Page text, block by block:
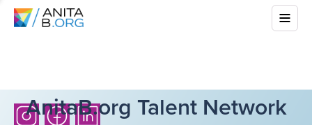
AnitaB.org Talent Network